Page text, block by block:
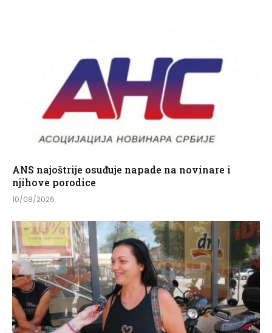
ANS najoštrije osuđuje napade na novinare i
njihove porodice
10/08/2026